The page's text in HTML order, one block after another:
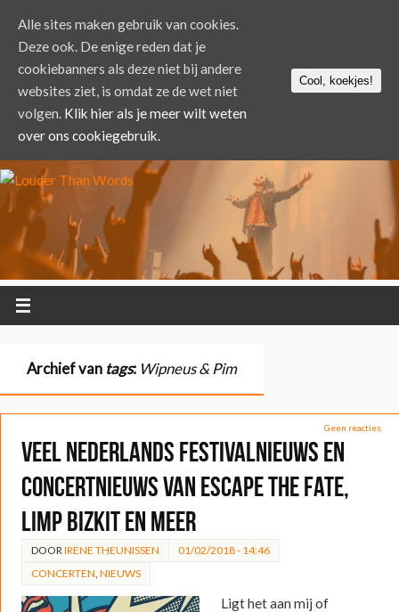
Archief van tags: Wipneus & Pim
Geen reacties
Veel Nederlands festivalnieuws en
concertnieuws van Escape the Fate,
Limp Bizkit en meer
DOOR IRENE THEUNISSEN
01/02/2018 - 14:46
CONCERTEN NIEUWS
Ligt het aan mij of
Alle sites maken gebruik van cookies.
Deze ook. De enige reden dat je
cookiebanners als deze niet bij andere
websites ziet, is omdat ze de wet niet
volgen. Klik hier als je meer wilt weten
over ons cookiegebruik.
Cool, koekjes!